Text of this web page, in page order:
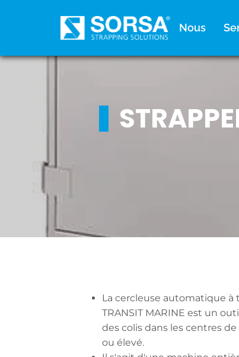
Nous
La cercleuse automatique à
TRANSIT MARINE est un
des colis dans les centres
ou élevé.